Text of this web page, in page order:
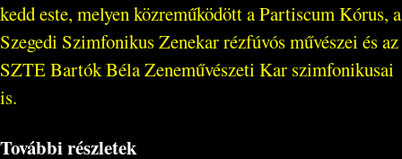
kedd este, melyen közreműködött a Partiscum Kórus, a
Szegedi Szimfonikus Zenekar rézfúvós művészei és az
SZTE Bartók Béla Zeneművészeti Kar szimfonikusai
is.
További részletek